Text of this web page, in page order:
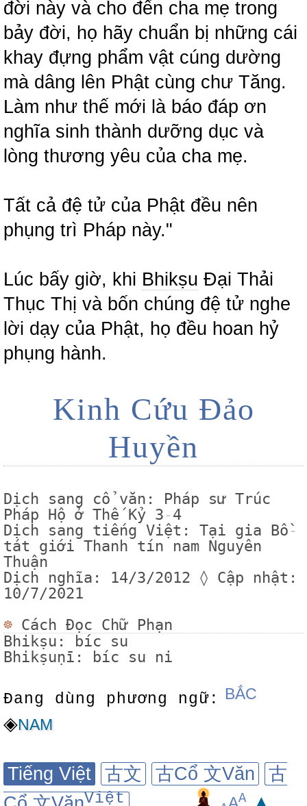
đời này và cho đến cha mẹ trong
bảy đời, họ hãy chuẩn bị những cái
khay đựng phẩm vật cúng dường
mà dâng lên Phật cùng chư Tăng.
Làm như thế mới là báo đáp ơn
nghĩa sinh thành dưỡng dục và
lòng thương yêu của cha mẹ.
Tất cả đệ tử của Phật đều nên
phụng trì Pháp này."
Lúc bấy giờ, khi Bhikṣu Đại Thải
Thục Thị và bốn chúng đệ tử nghe
lời dạy của Phật, họ đều hoan hỷ
phụng hành.
Kinh Cứu Đảo
Huyền
Dịch sang cổ văn: Pháp sư Trúc
Pháp Hộ ở Thế Kỷ 3 - 4
Dịch sang tiếng Việt: Tại gia Bồ -
tát giới Thanh tín nam Nguyên
Thuận
Dịch nghĩa: 14/3/2012 ◊ Cập nhật:
10/7/2021
☸ Cách Đọc Chữ Phạn
Bhikṣu: bíc su
Bhikṣuṇī: bíc su ni
Đang dùng phương ngữ: BẮC
◈NAM
Tiếng Việt 古文 古Cổ 文Văn
古
Việt A